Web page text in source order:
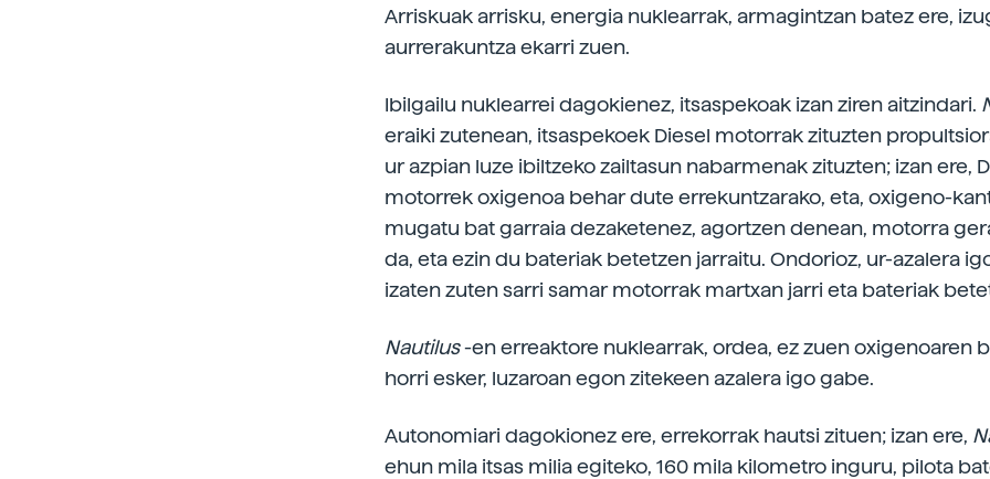
Arriskuak arrisku, energia nuklearrak, armagintzan batez ere,
aurrerakuntza ekarri zuen.
Ibilgailu nuklearrei dagokienez, itsaspekoak izan ziren aitzindari.
eraiki zutenean, itsaspekoek Diesel motorrak zituzten
ur azpian luze ibiltzeko zailtasun nabarmenak zituzten; izan ere,
motorrek oxigenoa behar dute errekuntzarako, eta, oxigeno-
mugatu bat garraia dezaketenez, agortzen denean, motorra
da, eta ezin du bateriak betetzen jarraitu. Ondorioz, ur-azalera
izaten zuten sarri samar motorrak martxan jarri eta bateriak
Nautilus-en erreaktore nuklearrak, ordea, ez zuen oxigenoaren
horri esker, luzaroan egon zitekeen azalera igo gabe.
Autonomiari dagokionez ere, errekorrak hautsi zituen; izan ere,
ehun mila itsas milia egiteko, 160 mila kilometro inguru, pilota